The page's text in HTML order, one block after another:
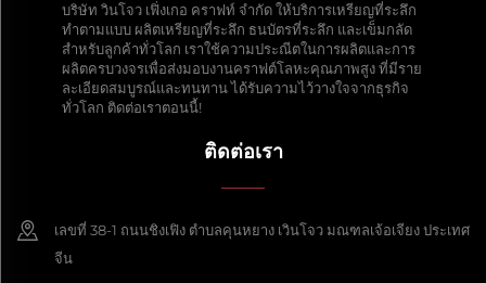
บริษัท วินโจว เฟิ่งเกอ คราฟท์ จำกัด ให้บริการเหรียญที่ระลึก
ทำตามแบบ ผลิตเหรียญที่ระลึก ธนบัตรที่ระลึก และเข็มกลัด
สำหรับลูกค้าทั่วโลก เราใช้ความประณีตในการผลิตและการ
ผลิตครบวงจรเพื่อส่งมอบงานคราฟต์โลหะคุณภาพสูง ที่มีราย
ละเอียดสมบูรณ์และทนทาน ได้รับความไว้วางใจจากธุรกิจ
ทั่วโลก ติดต่อเราตอนนี้!
ติดต่อเรา
เลขที่ 38-1 ถนนชิงเฟิง ตำบลคุนหยาง เวินโจว มณฑลเจ้อเจียง ประเทศ
จีน